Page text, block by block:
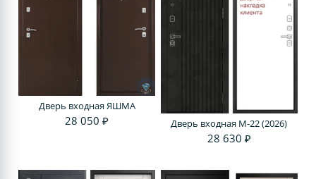
Дверь входная ЯШМА
28 050 ₽ Дверь входная M-22 (2026)
28 630 ₽